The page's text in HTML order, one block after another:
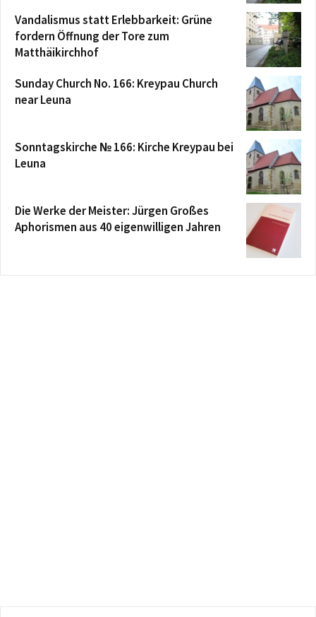
Vandalismus statt Erlebbarkeit: Grüne
fordern Öffnung der Tore zum
Matthäikirchhof
Sunday Church No. 166: Kreypau Church
near Leuna
Sonntagskirche № 166: Kirche Kreypau bei
Leuna
Die Werke der Meister: Jürgen Großes
Aphorismen aus 40 eigenwilligen Jahren